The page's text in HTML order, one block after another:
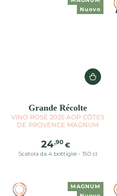
Grande Récolte
VINO ROSÉ 2025 AOP CÔTES
DE PROVENCE MAGNUM
Prezzo
regolare
24,90 €
Scatola da 4 bottiglie - 150 cl
Nuovo
MAGNUM